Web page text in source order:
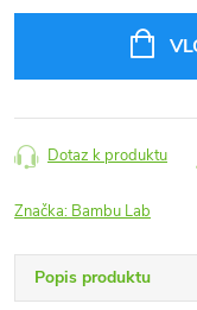
Dotaz k produktu
Značka: Bambu Lab
Popis produktu